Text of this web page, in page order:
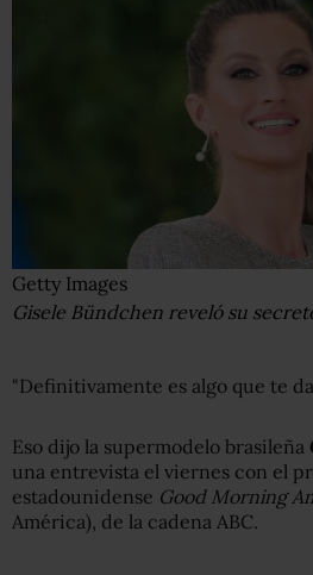
Getty Images
Gisele Bündchen reveló su
"Definitivamente es algo que te
Eso dijo la supermodelo brasileña
una entrevista el viernes con el
estadounidense Good Morning
América), de la cadena ABC.